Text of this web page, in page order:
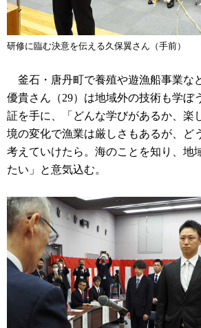
研修に臨む決意を伝える久保翼さん（手前）
釜石・唐丹町で養殖や遊漁船事業な
優貴さん（29）は地域外の技術も学ぼ
証を手に、「どんな学びがあるか、楽
境の変化で漁業は厳しさもあるが、ど
考えていけたら。海のことを知り、地
たい」と意気込む。